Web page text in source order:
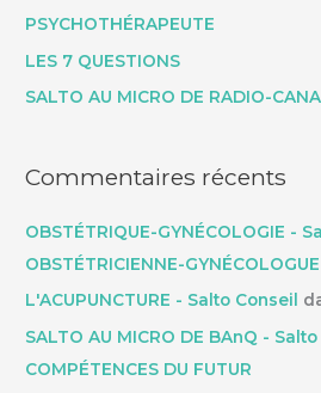
r
PSYCHOTHÉRAPEUTE
LES 7 QUESTIONS
SALTO AU MICRO DE RADIO-
Commentaires récents
OBSTÉTRIQUE-GYNÉCOLOGIE -
OBSTÉTRICIENNE-GYNÉCOLOGUE
L'ACUPUNCTURE - Salto Conseil
SALTO AU MICRO DE BAnQ -
COMPÉTENCES DU FUTUR